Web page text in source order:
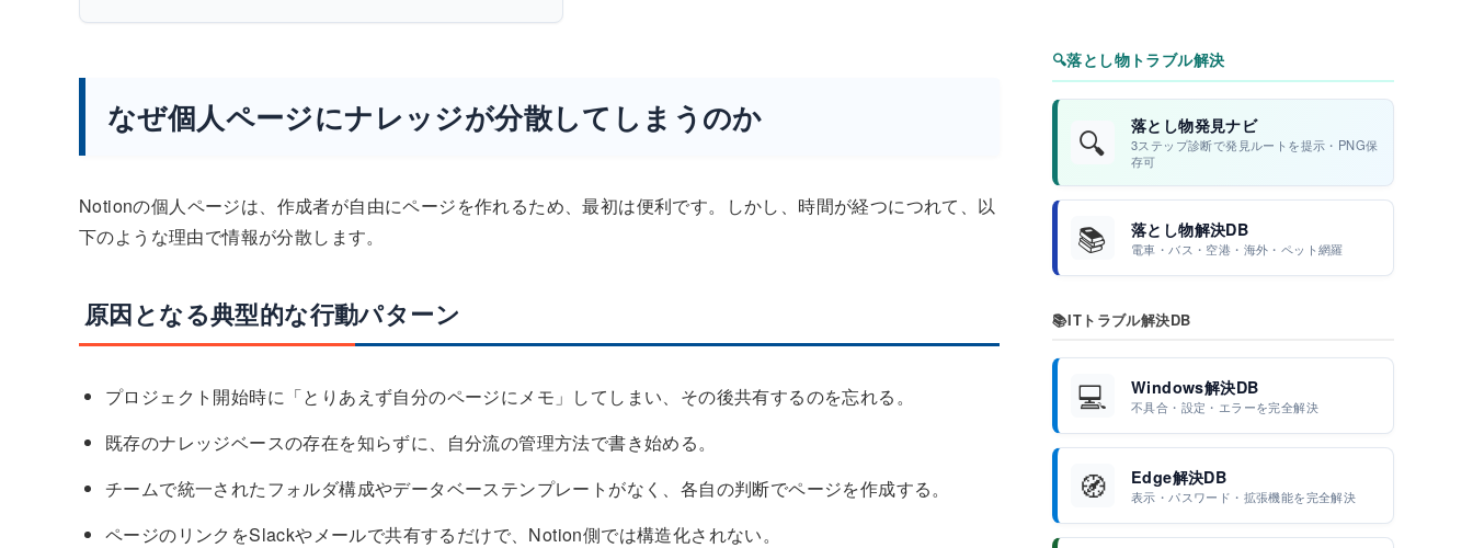
なぜ個人ページにナレッジが分散してしまうのか
Notionの個人ページは、作成者が自由にページを作れるため、最初は便利です。しかし、時間が経つにつれて、以
下のような理由で情報が分散します。
原因となる典型的な行動パターン
プロジェクト開始時に「とりあえず自分のページにメモ」してしまい、その後共有するのを忘れる。
既存のナレッジベースの存在を知らずに、自分流の管理方法で書き始める。
チームで統一されたフォルダ構成やデータベーステンプレートがなく、各自の判断でページを作成する。
ページのリンクをSlackやメールで共有するだけで、Notion側では構造化されない。
🔍落とし物トラブル解決
🔍 落とし物発見ナビ
3ステップ診断で発見ルートを提示・PNG保
存可
📚 落とし物解決DB
電車・バス・空港・海外・ペット網羅
📚ITトラブル解決DB
💻 Windows解決DB
不具合・設定・エラーを完全解決
🧭 Edge解決DB
表示・パスワード・拡張機能を完全解決